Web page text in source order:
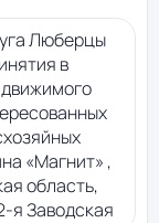
Люберцы
в
«Магнит» ,
область,
я Заводская